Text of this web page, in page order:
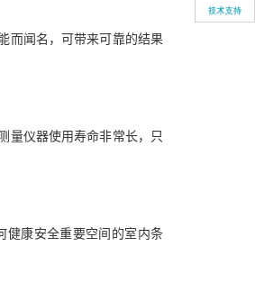
而闻名，可带来可靠的结果
量仪器使用寿命非常长，只
健康安全重要空间的室内条